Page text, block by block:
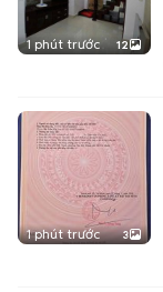
1 phút trước 12
1 phút trước 3